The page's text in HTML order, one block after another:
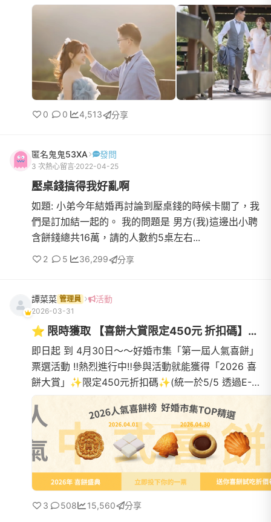
的婚紗工作室。在桃園試了六家婚紗工作室，幾乎都
0 0 4,513 分享
匿名鬼鬼53XA 發問
3 次熱心留言 2022-04-25
壓桌錢搞得我好亂啊
如題: 小弟今年結婚再討論到壓桌錢的時候卡關了，我
們是訂加結一起的。 我的問題是 男方(我)這邊出小聘
含餅錢總共16萬，請的人數約5桌左右...
2 5 36,299 分享
譚菜菜 管理員 活動
2026-03-31
⭐️ 限時獲取 【喜餅大賞限定450元 折扣碼】⭐️ 2026人氣喜餅TOP精...
即日起 到 4月30日～～好婚市集「第一屆人氣喜餅」
票選活動 ‼️熱烈進行中‼️參與活動就能獲得「2026 喜
餅大賞」✨限定450元折扣碼✨(統一於5/5 透過E-
mail寄送折扣碼) 完成以下兩步驟，即可獲得👉1.在好
婚市集網站上預約...
3 508 15,560 分享